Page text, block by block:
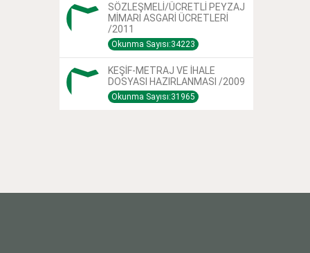
SÖZLEŞMELİ/ÜCRETLİ PEYZAJ
MİMARI ASGARİ ÜCRETLERİ
/2011
Okunma Sayısı:34223
KEŞİF-METRAJ VE İHALE
DOSYASI HAZIRLANMASI /2009
Okunma Sayısı:31965